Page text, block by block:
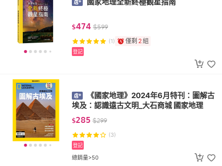
$474 $599
(1) 僅剩 2組
登記
《國家地理》2024年6月特刊：圖解古
埃及：認識遠古文明_大石商城 國家地理
$285 $299
(3)
總銷量>50
登記